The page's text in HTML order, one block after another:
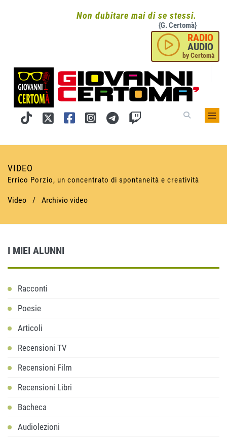
Non dubitare mai di se stessi.
{G. Certomà}
RADIO
AUDIO
by Certomà
VIDEO
Errico Porzio, un concentrato di spontaneità e creatività
Video / Archivio video
I MIEI ALUNNI
Racconti
Poesie
Articoli
Recensioni TV
Recensioni Film
Recensioni Libri
Bacheca
Audiolezioni